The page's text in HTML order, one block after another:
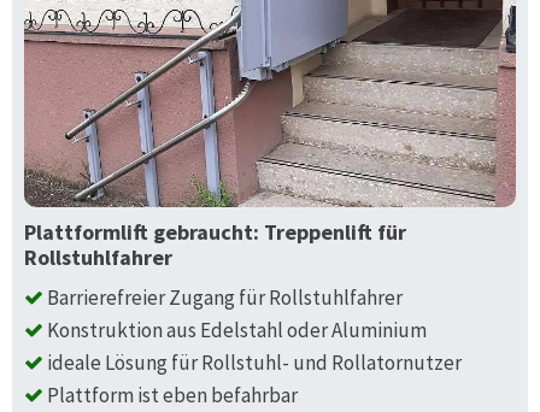
Plattformlift gebraucht: Treppenlift für
Rollstuhlfahrer
Barrierefreier Zugang für Rollstuhlfahrer
Konstruktion aus Edelstahl oder Aluminium
ideale Lösung für Rollstuhl- und Rollatornutzer
Plattform ist eben befahrbar